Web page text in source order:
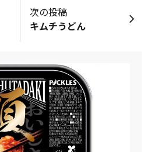
次の投稿
キムチうどん